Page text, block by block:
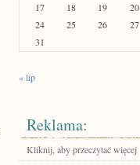
17
18 19 20
24
25 26 27
31
« lip
Reklama:
Kliknij, aby przeczytać więcej